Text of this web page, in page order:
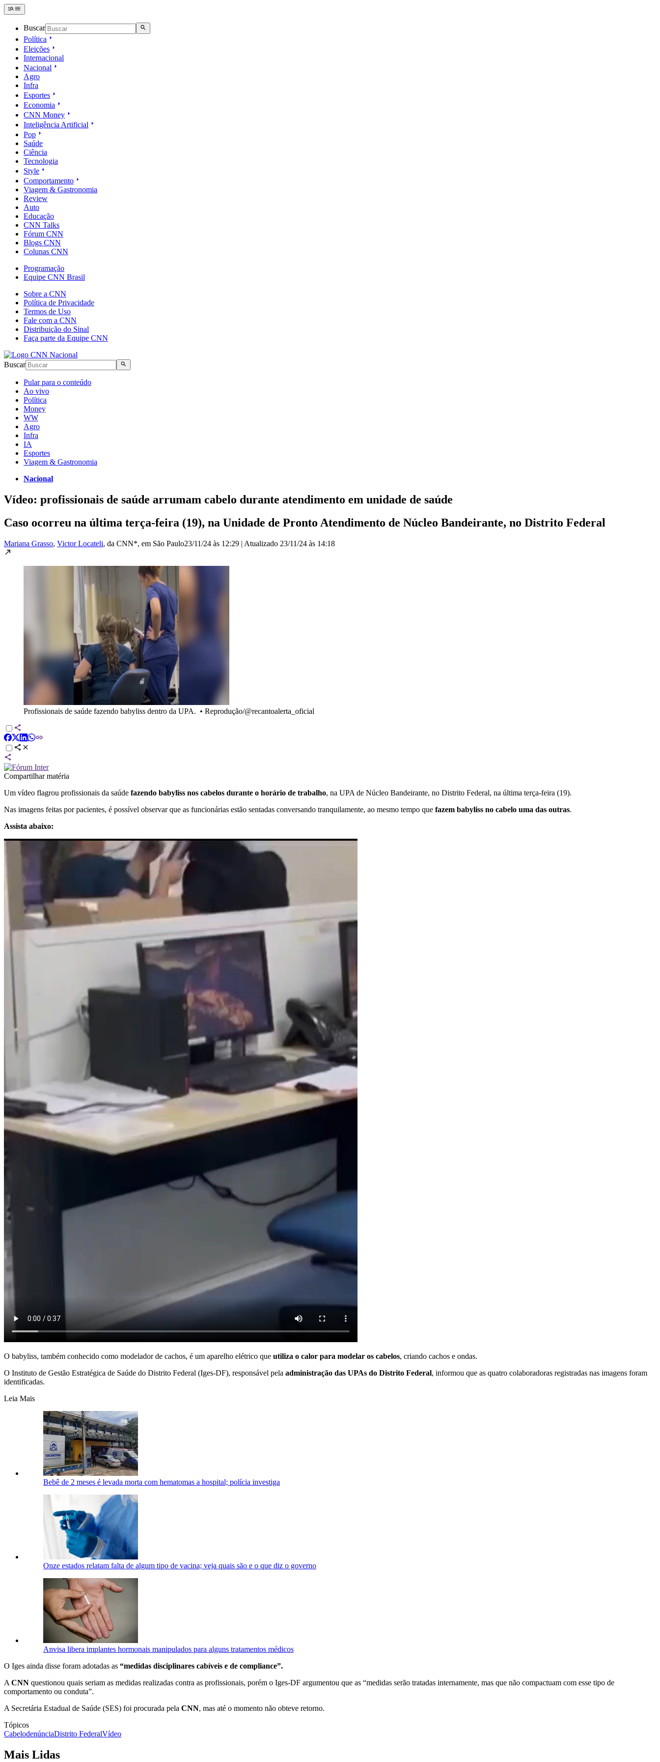
Buscar
Política
Eleições
Internacional
Nacional
Agro
Infra
Esportes
Economia
CNN Money
Inteligência Artificial
Pop
Saúde
Ciência
Tecnologia
Style
Comportamento
Viagem & Gastronomia
Review
Auto
Educação
CNN Talks
Fórum CNN
Blogs CNN
Colunas CNN
Programação
Equipe CNN Brasil
Sobre a CNN
Política de Privacidade
Termos de Uso
Fale com a CNN
Distribuição do Sinal
Faça parte da Equipe CNN
Buscar
Pular para o conteúdo
Ao vivo
Política
Money
WW
Agro
Infra
IA
Esportes
Viagem & Gastronomia
Nacional
Vídeo: profissionais de saúde arrumam cabelo durante atendimento em unidade de saúde
Caso ocorreu na última terça-feira (19), na Unidade de Pronto Atendimento de Núcleo Bandeirante, no Distrito Federal
Mariana Grasso, Victor Locateli, da CNN*, em São Paulo23/11/24 às 12:29 | Atualizado 23/11/24 às 14:18
Profissionais de saúde fazendo babyliss dentro da UPA. • Reprodução/@recantoalerta_oficial
Compartilhar matéria
Um vídeo flagrou profissionais da saúde fazendo babyliss nos cabelos durante o horário de trabalho, na UPA de Núcleo Bandeirante, no Distrito Federal, na última terça-feira (19).
Nas imagens feitas por pacientes, é possível observar que as funcionárias estão sentadas conversando tranquilamente, ao mesmo tempo que fazem babyliss no cabelo uma das outras.
Assista abaixo:
O babyliss, também conhecido como modelador de cachos, é um aparelho elétrico que utiliza o calor para modelar os cabelos, criando cachos e ondas.
O Instituto de Gestão Estratégica de Saúde do Distrito Federal (Iges-DF), responsável pela administração das UPAs do Distrito Federal, informou que as quatro colaboradoras registradas nas imagens foram
identificadas.
Leia Mais
Bebê de 2 meses é levada morta com hematomas a hospital; polícia investiga
Onze estados relatam falta de algum tipo de vacina; veja quais são e o que diz o governo
Anvisa libera implantes hormonais manipulados para alguns tratamentos médicos
O Iges ainda disse foram adotadas as “medidas disciplinares cabíveis e de compliance”.
A CNN questionou quais seriam as medidas realizadas contra as profissionais, porém o Iges-DF argumentou que as “medidas serão tratadas internamente, mas que não compactuam com esse tipo de
comportamento ou conduta”.
A Secretária Estadual de Saúde (SES) foi procurada pela CNN, mas até o momento não obteve retorno.
Tópicos
CabelodenúnciaDistrito FederalVídeo
Mais Lidas